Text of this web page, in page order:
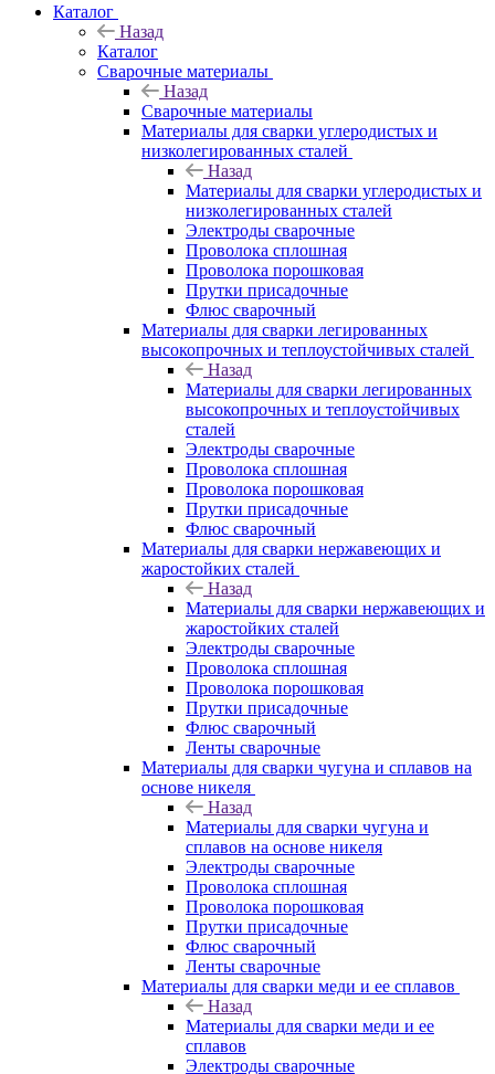
Каталог
Назад
Каталог
Сварочные материалы
Назад
Сварочные материалы
Материалы для сварки углеродистых и
низколегированных сталей
Назад
Материалы для сварки углеродистых и
низколегированных сталей
Электроды сварочные
Проволока сплошная
Проволока порошковая
Прутки присадочные
Флюс сварочный
Материалы для сварки легированных
высокопрочных и теплоустойчивых сталей
Назад
Материалы для сварки легированных
высокопрочных и теплоустойчивых
сталей
Электроды сварочные
Проволока сплошная
Проволока порошковая
Прутки присадочные
Флюс сварочный
Материалы для сварки нержавеющих и
жаростойких сталей
Назад
Материалы для сварки нержавеющих и
жаростойких сталей
Электроды сварочные
Проволока сплошная
Проволока порошковая
Прутки присадочные
Флюс сварочный
Ленты сварочные
Материалы для сварки чугуна и сплавов на
основе никеля
Назад
Материалы для сварки чугуна и
сплавов на основе никеля
Электроды сварочные
Проволока сплошная
Проволока порошковая
Прутки присадочные
Флюс сварочный
Ленты сварочные
Материалы для сварки меди и ее сплавов
Назад
Материалы для сварки меди и ее
сплавов
Электроды сварочные